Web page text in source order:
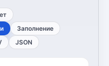
Заполнение
JSON